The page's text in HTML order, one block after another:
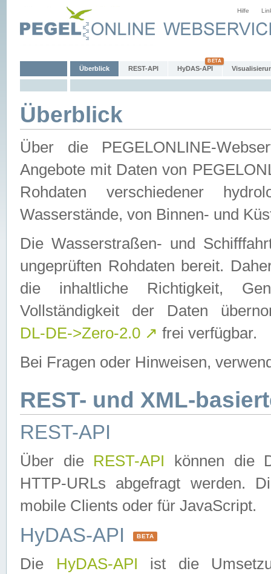
Hilfe
Überblick REST-API HyDAS-API
Überblick
Über die PEGELONLINE-
Angebote mit Daten von
Rohdaten verschiedener
Wasserstände, von Binnen- und
Die Wasserstraßen- und
ungeprüften Rohdaten bereit.
die inhaltliche Richtigkeit,
Vollständigkeit der Daten
DL-DE->Zero-2.0 ↗ frei verfügbar.
Bei Fragen oder Hinweisen,
REST- und XML-
REST-API
Über die REST-API können die
HTTP-URLs abgefragt werden.
mobile Clients oder für JavaScript.
HyDAS-API BETA
Die HyDAS-API ist die